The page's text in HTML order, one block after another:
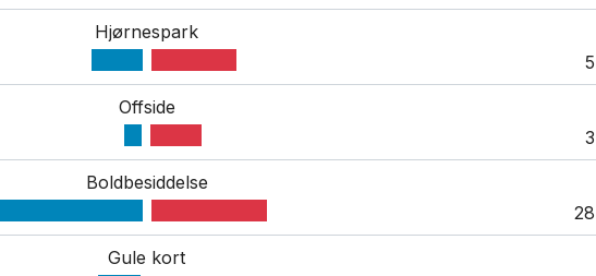
Hjørnespark
5
Offside
3
Boldbesiddelse
28
Gule kort